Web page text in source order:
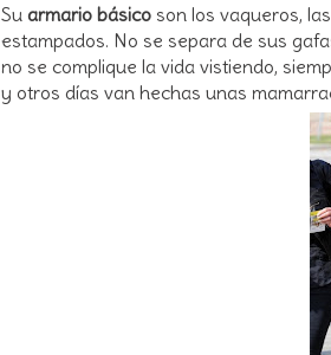
Su armario básico son los vaqueros,
estampados. No se separa de sus
no se complique la vida vistiendo,
y otros días van hechas unas